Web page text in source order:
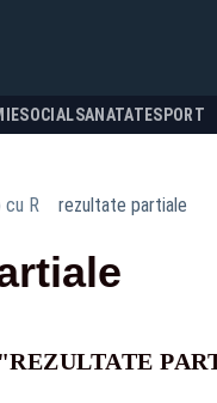
SOCIALSANATATESPORT
cu R rezultate partiale